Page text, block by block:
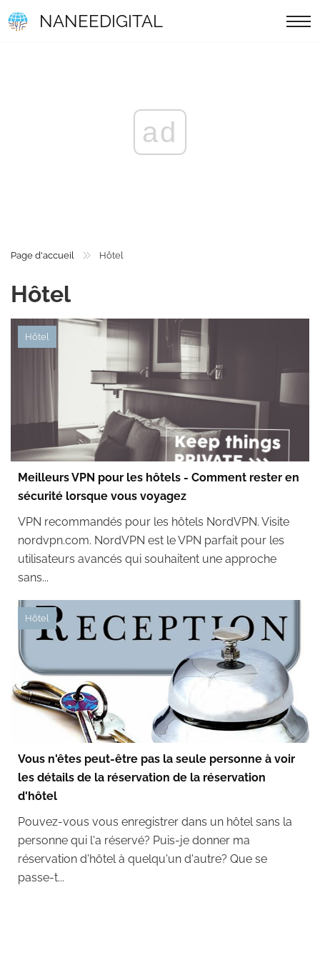
NANEEDIGITAL
ad
Page d'accueil Hôtel
Hôtel
Hôtel
Meilleurs VPN pour les hôtels - Comment rester en
sécurité lorsque vous voyagez
VPN recommandés pour les hôtels NordVPN. Visite
nordvpn.com. NordVPN est le VPN parfait pour les
utilisateurs avancés qui souhaitent une approche
sans...
Hôtel
Vous n'êtes peut-être pas la seule personne à voir
les détails de la réservation de la réservation
d'hôtel
Pouvez-vous vous enregistrer dans un hôtel sans la
personne qui l'a réservé? Puis-je donner ma
réservation d'hôtel à quelqu'un d'autre? Que se
passe-t...